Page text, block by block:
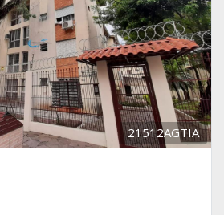
21512AGTIA